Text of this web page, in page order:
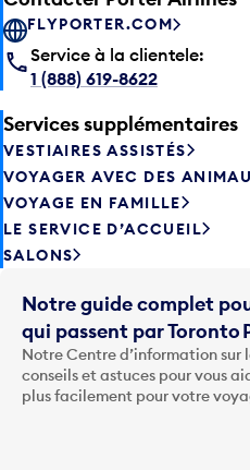
FLYPORTER.COM
Service à la clientele:
1 (888) 619-8622
Services supplémentaires
VESTIAIRES ASSISTÉS
VOYAGER AVEC DES
VOYAGE EN FAMILLE
LE SERVICE D’ACCUEIL
SALONS
Notre guide complet
qui passent par Toronto
Notre Centre d’information sur
conseils et astuces pour vous
plus facilement pour votre